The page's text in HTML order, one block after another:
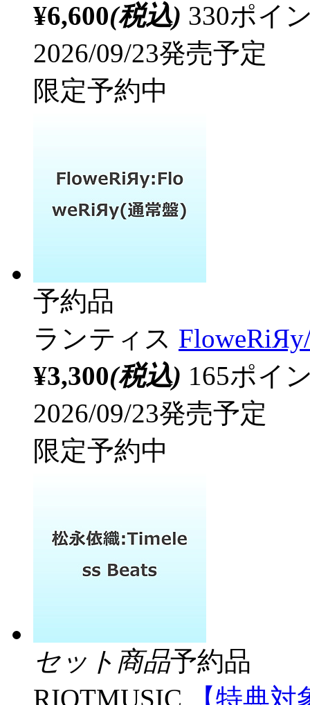
¥6,600(税込) 330ポイ
2026/09/23発売予定
限定予約中
予約品
ランティス
¥3,300(税込) 165ポイ
2026/09/23発売予定
限定予約中
セット商品予約品
RIOTMUSIC
【特典